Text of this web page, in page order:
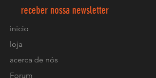
receber nossa newsletter
início
loja
acerca de nós
Forum